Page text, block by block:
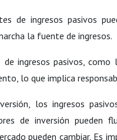
de ingresos pasivos
la fuente de ingresos.
ingresos pasivos, como
lo que implica
los ingresos
de inversión pueden
pueden cambiar. Es